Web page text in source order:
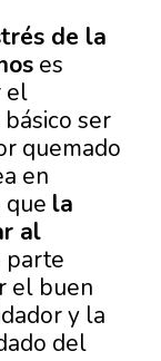
de la
es
el
ser
quemado
en
que la
al
parte
el buen
y la
del